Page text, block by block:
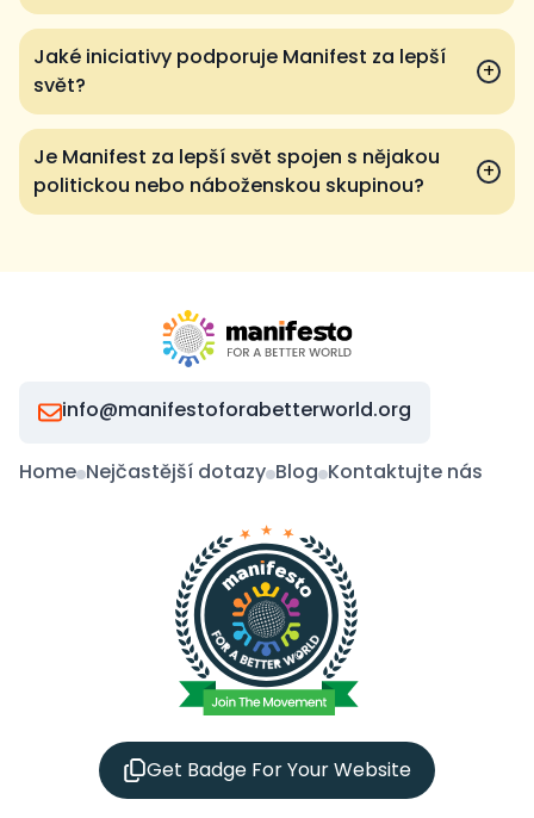
Jaké iniciativy podporuje Manifest za lepší
svět?
+
Je Manifest za lepší svět spojen s nějakou
politickou nebo náboženskou skupinou?
+
info@manifestoforabetterworld.org
Home Nejčastější dotazy Blog Kontaktujte nás
Get Badge For Your Website